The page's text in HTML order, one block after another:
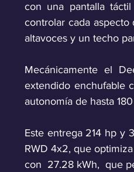
con una pantalla
controlar cada
altavoces y un techo
Mecánicamente el
extendido enchufable
autonomía de hasta
Este entrega 214 hp y
RWD 4x2, que
con  27.28 kWh,  que